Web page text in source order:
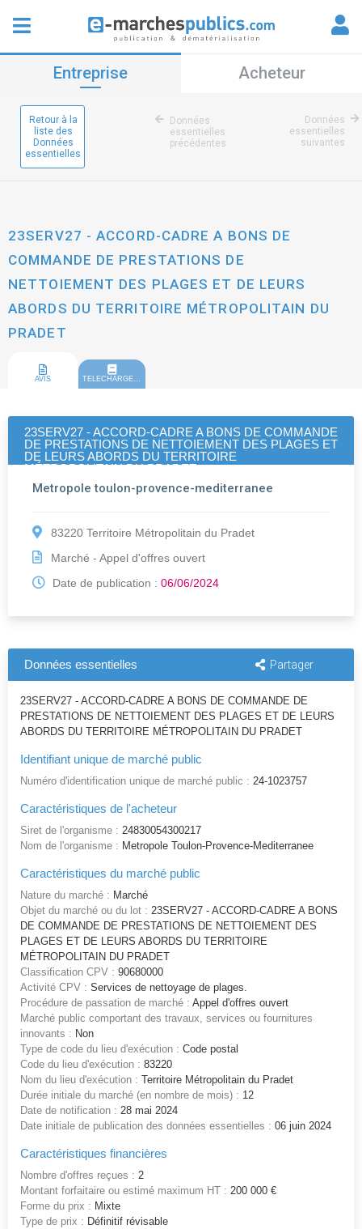
Entreprise Acheteur
Retour à la
liste des
Données
essentielles
Données
essentielles
précédentes
Données
essentielles
suivantes
23SERV27 - ACCORD-CADRE A BONS DE
COMMANDE DE PRESTATIONS DE
NETTOIEMENT DES PLAGES ET DE LEURS
ABORDS DU TERRITOIRE MÉTROPOLITAIN DU
PRADET
AVIS TELECHARGEMENT
23SERV27 - ACCORD-CADRE A BONS DE COMMANDE
DE PRESTATIONS DE NETTOIEMENT DES PLAGES ET
DE LEURS ABORDS DU TERRITOIRE
MÉTROPOLITAIN DU PRADET
Metropole toulon-provence-mediterranee
83220 Territoire Métropolitain du Pradet
Marché - Appel d'offres ouvert
Date de publication : 06/06/2024
Données essentielles Partager
23SERV27 - ACCORD-CADRE A BONS DE COMMANDE DE
PRESTATIONS DE NETTOIEMENT DES PLAGES ET DE LEURS
ABORDS DU TERRITOIRE MÉTROPOLITAIN DU PRADET
Identifiant unique de marché public
Numéro d'identification unique de marché public : 24-1023757
Caractéristiques de l'acheteur
Siret de l'organisme : 24830054300217
Nom de l'organisme : Metropole Toulon-Provence-Mediterranee
Caractéristiques du marché public
Nature du marché : Marché
Objet du marché ou du lot : 23SERV27 - ACCORD-CADRE A BONS
DE COMMANDE DE PRESTATIONS DE NETTOIEMENT DES
PLAGES ET DE LEURS ABORDS DU TERRITOIRE
MÉTROPOLITAIN DU PRADET
Classification CPV : 90680000
Activité CPV : Services de nettoyage de plages.
Procédure de passation de marché : Appel d'offres ouvert
Marché public comportant des travaux, services ou fournitures
innovants : Non
Type de code du lieu d'exécution : Code postal
Code du lieu d'exécution : 83220
Nom du lieu d'exécution : Territoire Métropolitain du Pradet
Durée initiale du marché (en nombre de mois) : 12
Date de notification : 28 mai 2024
Date initiale de publication des données essentielles : 06 juin 2024
Caractéristiques financières
Nombre d'offres reçues : 2
Montant forfaitaire ou estimé maximum HT : 200 000 €
Forme du prix : Mixte
Type de prix : Définitif révisable